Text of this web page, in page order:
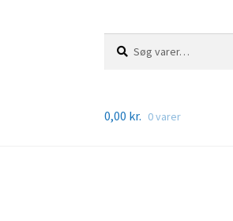
efter:
0,00 kr. 0 varer